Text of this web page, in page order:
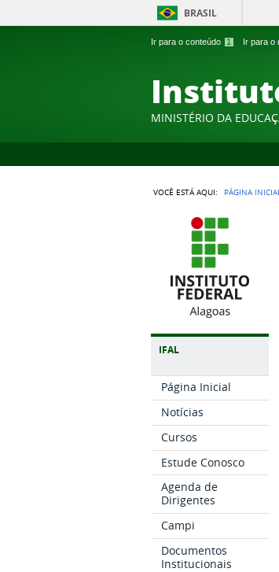
Ir para o conteúdo 1 Ir para o
BRASIL
MINISTÉRIO DA
VOCÊ ESTÁ AQUI: PÁGINA
IFAL
Página Inicial
Notícias
Cursos
Estude Conosco
Agenda de
Dirigentes
Campi
Documentos
Institucionais